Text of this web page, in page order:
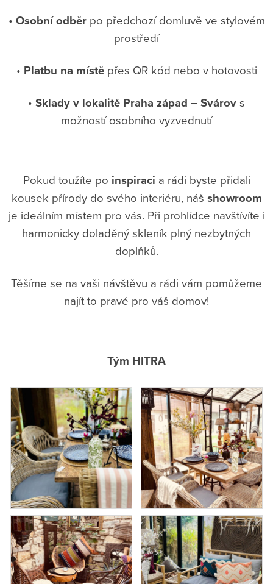
• Osobní odběrpo předchozí domluvě ve stylovém
prostředí
• Platbu na místěpřes QR kód nebo v hotovosti
• Sklady v lokalitě Praha západ – Svárovs
možností osobního vyzvednutí
Pokud toužíte po inspiraci a rádi byste přidali
kousek přírody do svého interiéru, náš showroom
je ideálním místem pro vás. Při prohlídce navštívíte i
harmonicky doladěný skleník plný nezbytných
doplňků.
Těšíme se na vaši návštěvu a rádi vám pomůžeme
najít to pravé pro váš domov!
Tým HITRA